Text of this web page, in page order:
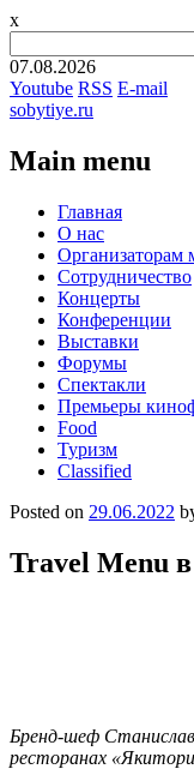
x
07.08.2026
Youtube RSS E-mail
sobytiye.ru
Main menu
Skip
content
Главная
О нас
Организаторам
Сотрудничество
Концерты
Конференции
Выставки
Форумы
Спектакли
Премьеры
Food
Туризм
Сlassified
Posted on 29.06.2022
Travel Menu
Бренд-шеф Станислав
ресторанах